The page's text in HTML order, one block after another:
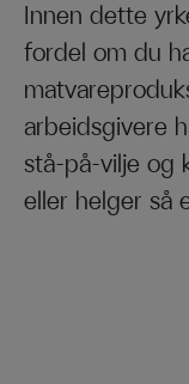
Innen dette
fordel om du
arbeidsgivere
stå-på-vilje og
eller helger så